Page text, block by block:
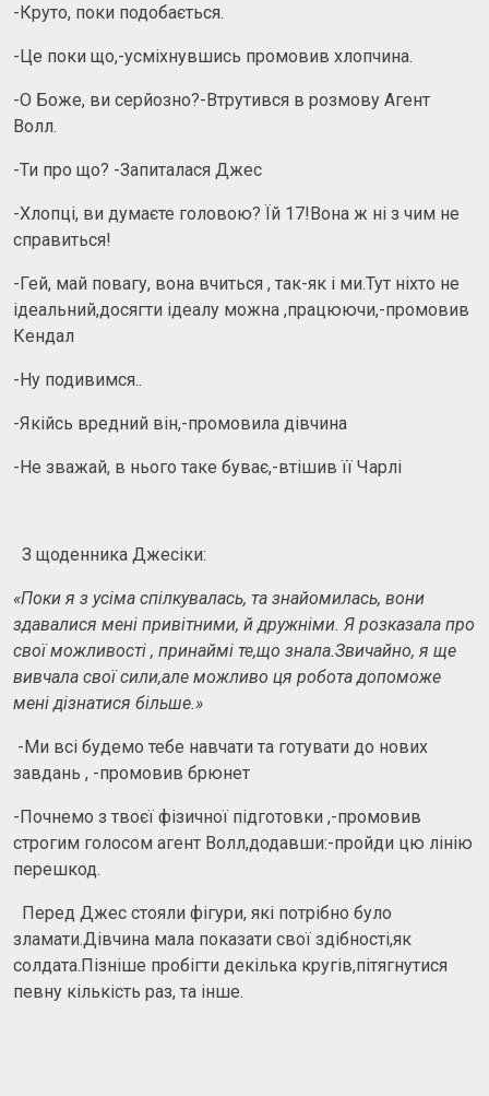
-Круто, поки подобається.
-Це поки що,-усміхнувшись промовив хлопчина.
-О Боже, ви серйозно?-Втрутився в розмову Агент
Волл.
-Ти про що? -Запиталася Джес
-Хлопці, ви думаєте головою? Їй 17!Вона ж ні з чим не
справиться!
-Гей, май повагу, вона вчиться , так-як і ми.Тут ніхто не
ідеальний,досягти ідеалу можна ,працюючи,-промовив
Кендал
-Ну подивимся..
-Якійсь вредний він,-промовила дівчина
-Не зважай, в нього таке буває,-втішив її Чарлі
З щоденника Джесіки:
«Поки я з усіма спілкувалась, та знайомилась, вони
здавалися мені привітними, й дружніми. Я розказала про
свої можливості , принаймі те,що знала.Звичайно, я ще
вивчала свої сили,але можливо ця робота допоможе
мені дізнатися більше.»
-Ми всі будемо тебе навчати та готувати до нових
завдань , -промовив брюнет
-Почнемо з твоєї фізичної підготовки ,-промовив
строгим голосом агент Волл,додавши:-пройди цю лінію
перешкод.
Перед Джес стояли фігури, які потрібно було
зламати.Дівчина мала показати свої здібності,як
солдата.Пізніше пробігти декілька кругів,пітягнутися
певну кількість раз, та інше.